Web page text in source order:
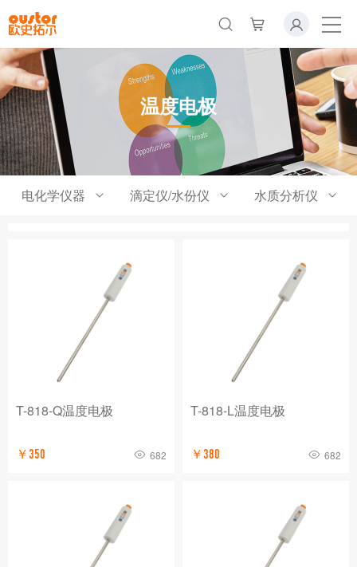
温度电极
电化学仪器 滴定仪/水份仪 水质分析仪
T-818-Q温度电极
￥350 682
T-818-L温度电极
￥380 682